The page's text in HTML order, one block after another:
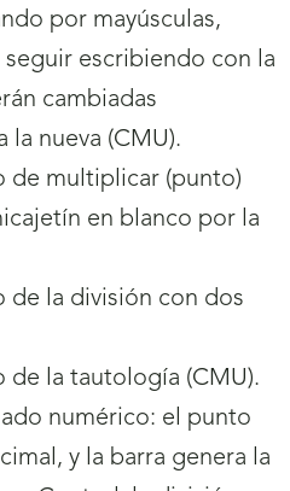
por mayúsculas,
escribiendo con la
cambiadas
la nueva (CMU).
de multiplicar (punto)
en blanco por la
de la división con dos
de la tautología (CMU).
numérico: el punto
y la barra genera la